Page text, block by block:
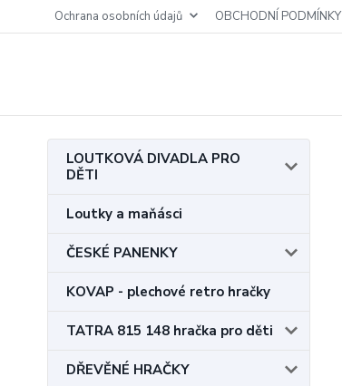
Ochrana osobních údajů OBCHODNÍ PODMÍNKY
LOUTKOVÁ DIVADLA PRO
DĚTI
Loutky a maňásci
ČESKÉ PANENKY
KOVAP - plechové retro hračky
TATRA 815 148 hračka pro děti
DŘEVĚNÉ HRAČKY